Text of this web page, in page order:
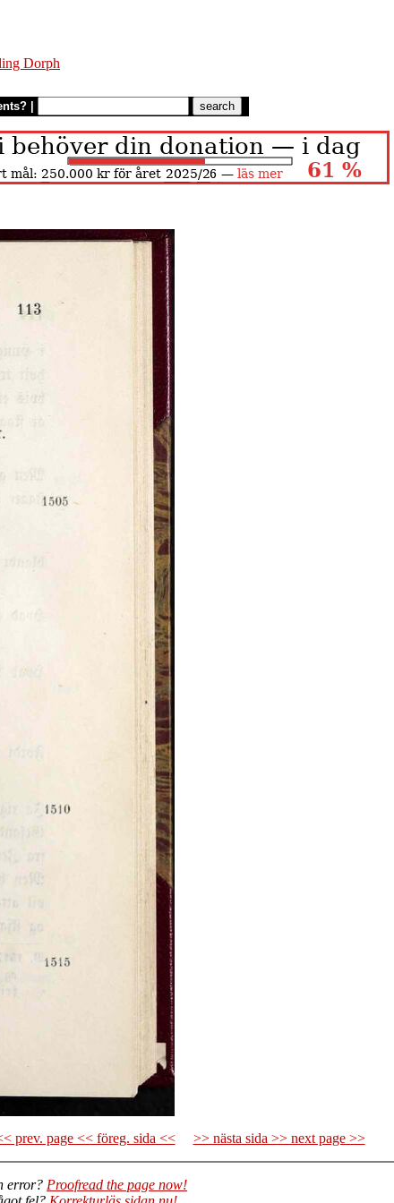
Dorph
prev. page << föreg. sida << >> nästa sida >> next page >>
error? Proofread the page now!